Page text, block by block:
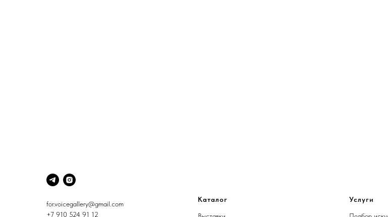
for.voicegallery@gmail.com
+7 910 524 91 12
Каталог Услуги